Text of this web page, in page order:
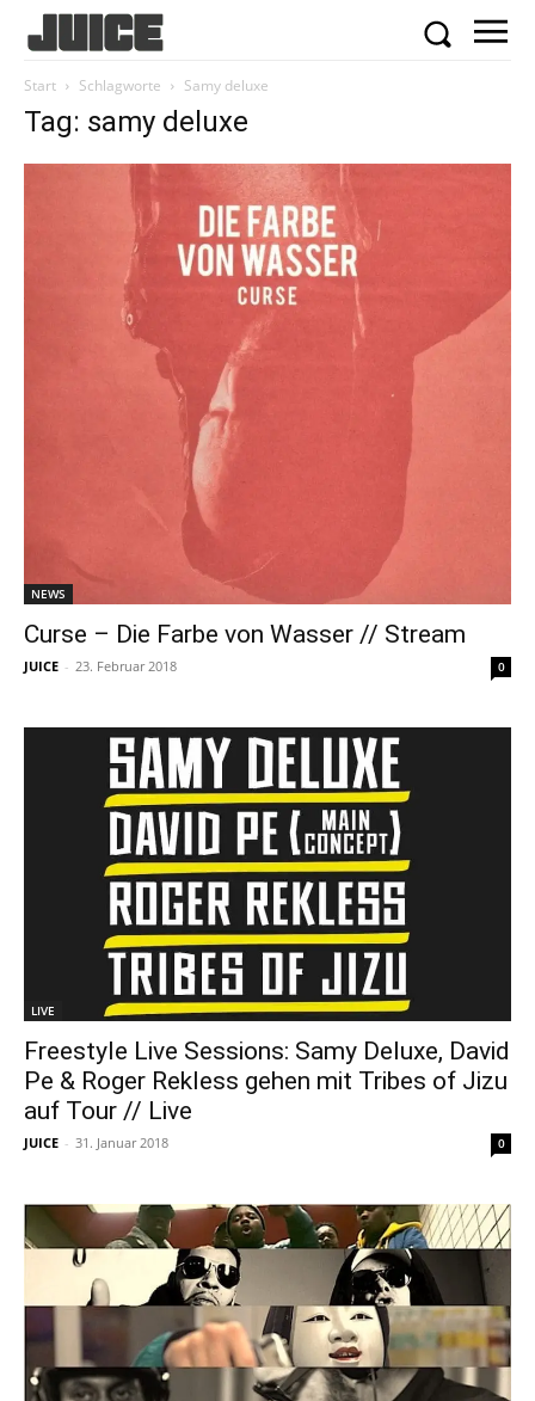
Start Schlagworte Samy deluxe
Tag: samy deluxe
NEWS
Curse – Die Farbe von Wasser // Stream
JUICE - 23. Februar 2018 0
LIVE
Freestyle Live Sessions: Samy Deluxe, David
Pe & Roger Rekless gehen mit Tribes of Jizu
auf Tour // Live
JUICE - 31. Januar 2018 0